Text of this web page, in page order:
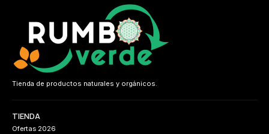
Tienda de productos naturales y orgánicos.
TIENDA
Ofertas 2026